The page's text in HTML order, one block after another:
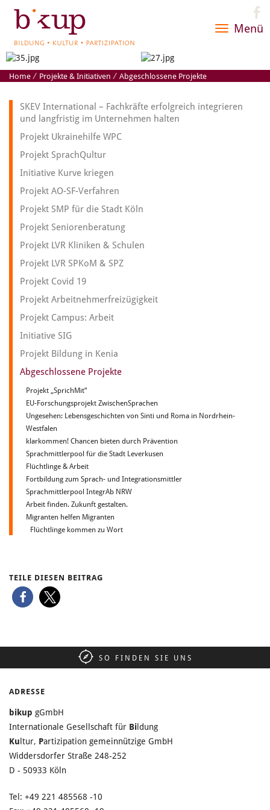
Menü
Toggle
Home⁄ Projekte & Initiativen ⁄ Abgeschlossene Projekte
SKEV International – Fachkräfte erfolgreich integrieren
und langfristig im Unternehmen halten
Projekt Ukrainehilfe WPC
Projekt SprachQultur
Initiative Kurve kriegen
Projekt AO-SF-Verfahren
Projekt SMP für die Stadt Köln
Projekt Seniorenberatung
Projekt LVR Kliniken & Schulen
Projekt LVR SPKoM & SPZ
Projekt Covid 19
Projekt Arbeitnehmerfreizügigkeit
Projekt Campus: Arbeit
Initiative SIG
Projekt Bildung in Kenia
Abgeschlossene Projekte
Projekt „SprichMit“
EU-Forschungsprojekt ZwischenSprachen
Ungesehen: Lebensgeschichten von Sinti und Roma in Nordrhein-
Westfalen
klarkommen! Chancen bieten durch Prävention
Sprachmittlerpool für die Stadt Leverkusen
Flüchtlinge & Arbeit
Fortbildung zum Sprach- und Integrationsmittler
Sprachmittlerpool IntegrAb NRW
Arbeit finden. Zukunft gestalten.
Migranten helfen Migranten
Flüchtlinge kommen zu Wort
TEILE DIESEN BEITRAG
SO FINDEN SIE UNS
ADRESSE
bikup gGmbH
Internationale Gesellschaft für Bildung
Kultur, Partizipation gemeinnützige GmbH
Widdersdorfer Straße 248-252
D - 50933 Köln
Tel: +49 221 485568 -10